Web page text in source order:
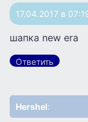
17.04.2017 в
шапка new era
Ответить
Hershel: